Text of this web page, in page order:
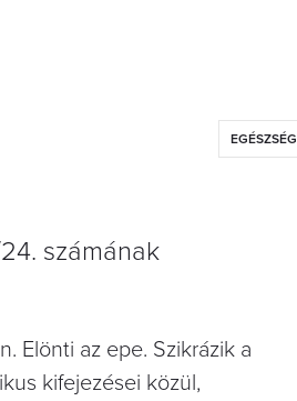
EGÉSZSÉG
számának
Elönti az epe. Szikrázik a
kifejezései közül,